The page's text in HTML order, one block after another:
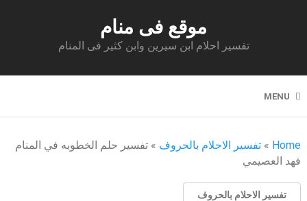
موقع فى منام
تفسير احلام ابن سيرين وابن كثير فى المنام
MENU
Home
» تفسير الاحلام بالحروف » تفسير حلم الخطوبه في المنام
فهد العصيمي
تفسير الاحلام بالحروف